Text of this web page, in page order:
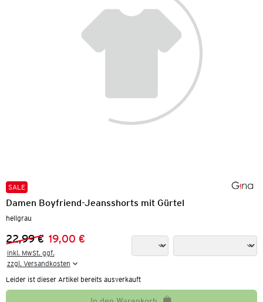
SALE
Damen Boyfriend-Jeansshorts mit Gürtel
hellgrau
Vorheriger Preis:
22,99 €
Neuer Preis:19,00 €
inkl. MwSt. ggf.
zzgl. Versandkosten
Leider ist dieser Artikel bereits ausverkauft